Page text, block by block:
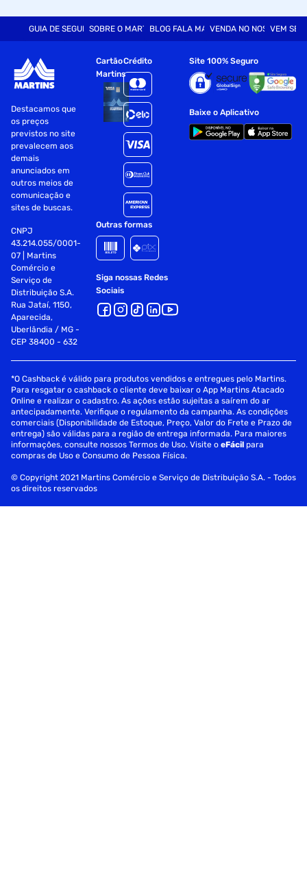
GUIA DE SEGURANÇASOBRE O MARTINSBLOG FALA MARTVENDA NO NOSSO SITE
VEM SER
Destacamos que
os preços
previstos no site
prevalecem aos
demais
anunciados em
outros meios de
comunicação e
sites de buscas.
CNPJ
43.214.055/0001-
07 | Martins
Comércio e
Serviço de
Distribuição S.A.
Rua Jataí, 1150,
Aparecida,
Uberlândia / MG -
CEP 38400 - 632
Cartão
Martins
Crédito
Outras formas
Siga nossas Redes
Sociais
Site 100% Seguro
Baixe o Aplicativo
*O Cashback é válido para produtos vendidos e entregues pelo Martins.
Para resgatar o cashback o cliente deve baixar o App Martins Atacado
Online e realizar o cadastro. As ações estão sujeitas a saírem do ar
antecipadamente. Verifique o regulamento da campanha. As condições
comerciais (Disponibilidade de Estoque, Preço, Valor do Frete e Prazo de
entrega) são válidas para a região de entrega informada. Para maiores
informações, consulte nossos Termos de Uso. Visite oeFácil para
compras de Uso e Consumo de Pessoa Física.
© Copyright 2021 Martins Comércio e Serviço de Distribuição S.A. - Todos
os direitos reservados